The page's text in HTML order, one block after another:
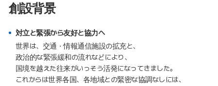
創設背景
対立と緊張から友好と協力へ
世界は、交通・情報通信施設の拡充と、
政治的な緊張緩和の流れなどにより、
国境を越えた往来がいっそう活発になってきました。
これからは世界各国、各地域との緊密な協調なしには、